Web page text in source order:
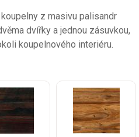
z masivu palisandr
dvířky a jednou zásuvkou,
koupelnového interiéru.